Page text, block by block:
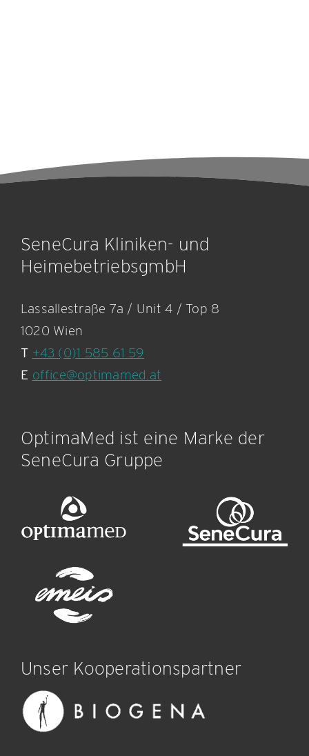
SeneCura Kliniken- und
HeimebetriebsgmbH
Lassallestraße 7a / Unit 4 / Top 8
1020 Wien
T +43 (0)1 585 61 59
E office@optimamed.at
OptimaMed ist eine Marke der
SeneCura Gruppe
Unser Kooperationspartner